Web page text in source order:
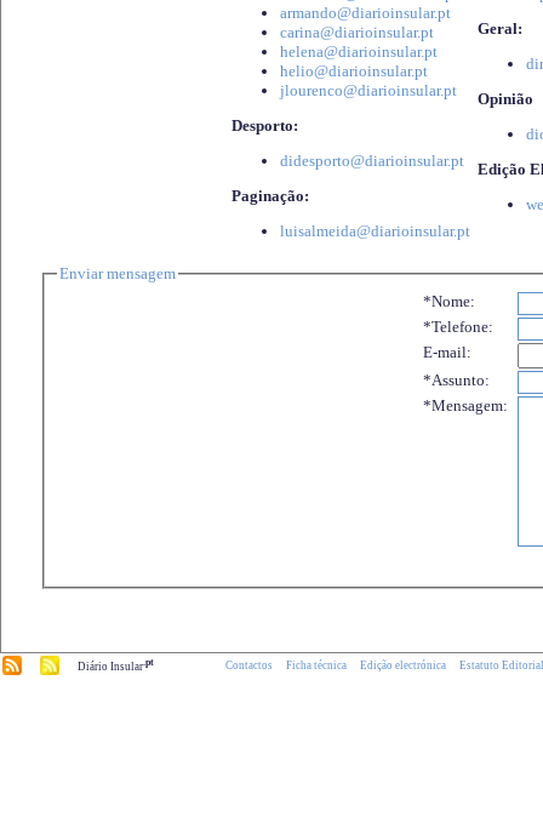
armando@diarioinsular.pt
carina@diarioinsular.pt
helena@diarioinsular.pt
helio@diarioinsular.pt
jlourenco@diarioinsular.pt
Desporto:
didesporto@diarioinsular.pt
Paginação:
luisalmeida@diarioinsular.pt
Geral:
Opinião
Edição
Enviar mensagem
*Nome:
*Telefone:
E-mail:
*Assunto:
*Mensagem:
Diário Insular.pt Contactos Ficha técnica Edição electrónica Estatuto Editorial